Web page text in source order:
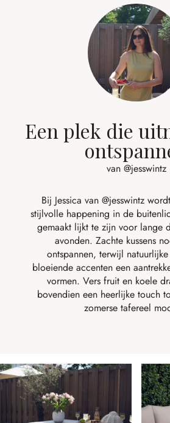
Een plek die
van @jesswintz
Bij Jessica van @jesswintz
stijlvolle happening in de
gemaakt lijkt te zijn voor lange
avonden. Zachte kussens
ontspannen, terwijl
bloeiende accenten een
vormen. Vers fruit en koele
bovendien een heerlijke touch
zomerse tafereel